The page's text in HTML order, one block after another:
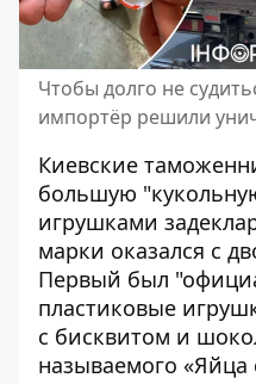
Чтобы долго не
импортёр решили
Киевские
большую
игрушками
марки оказался с
Первый был
пластиковые
с бисквитом и
называемого